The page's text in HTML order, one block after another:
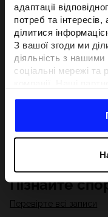
адаптації
потреб та
ділитися
З вашої згоди ми
діяльність з
соціальні мережі та
отримують у
послуг.З вашої
з метою
відповідної
відповідності
пропонують наші
мережі). Детальну
Пізнайте
Перевірте всі записи